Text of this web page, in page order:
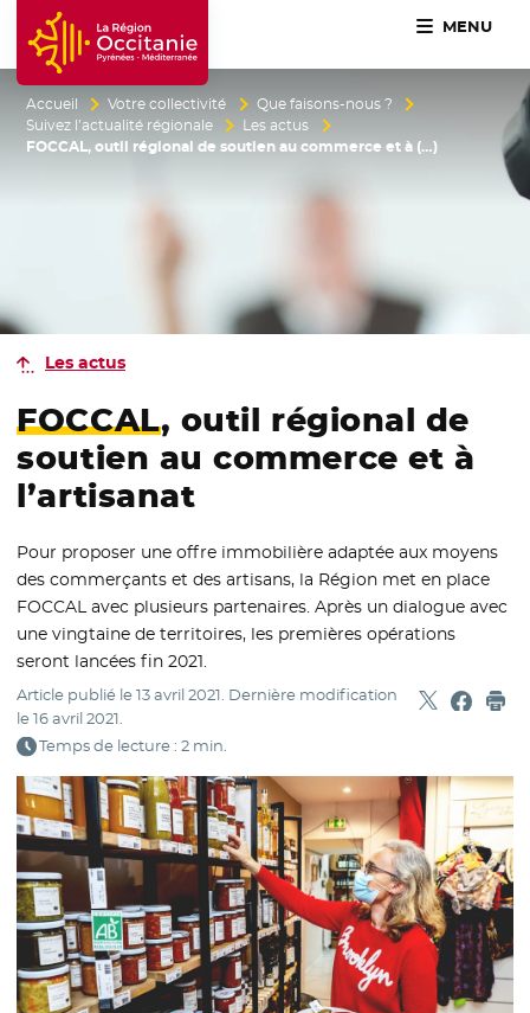
Accueil Région Occitanie / Pyrénées-Méditerranée
MENU
Accueil Votre collectivité
Que faisons-nous ?
Suivez l’actualité régionale
Les actus
FOCCAL, outil régional de soutien au commerce et à (…)
Les actus
FOCCAL, outil régional de
soutien au commerce et à
l’artisanat
Pour proposer une offre immobilière adaptée aux moyens
des commerçants et des artisans, la Région met en place
FOCCAL avec plusieurs partenaires. Après un dialogue avec
une vingtaine de territoires, les premières opérations
seront lancées fin 2021.
Article publié le13 avril 2021. Dernière modification
le16 avril 2021.
Temps de lecture : 2 min.
Partager
- Nouvelle
-